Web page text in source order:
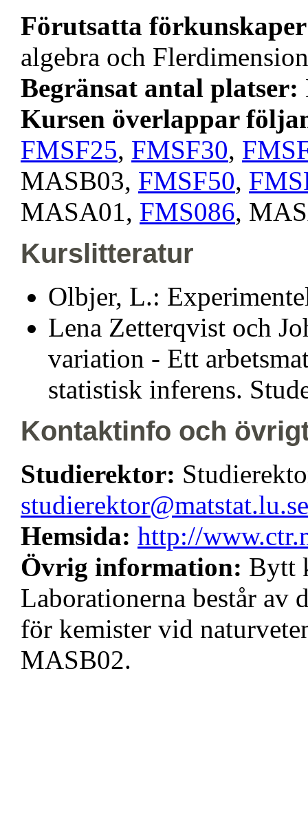
Förutsatta
algebra och
Begränsat antal platser:
Kursen överlappar
FMSF25, FMSF30,
MASB03, FMSF50,
MASA01, FMS086,
Kurslitteratur
Olbjer, L.:
Lena Zetterqvist och
variation - Ett
statistisk inferens.
Kontaktinfo och
Studierektor:
studierektor@matstat.lu.se
Hemsida: http://
Övrig information: Bytt
Laborationerna består av
för kemister vid
MASB02.